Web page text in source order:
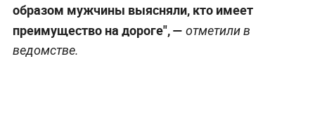
образом мужчины выясняли, кто имеет
преимущество на дороге", — отметили в
ведомстве.